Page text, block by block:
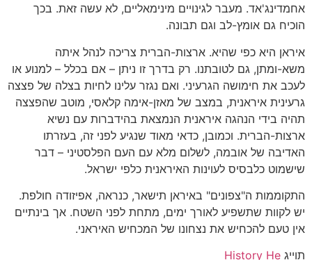
אחמדינג'אד. מעבר לגינויים מינימאליים, לא עשה זאת. בכך
הוכיח גם אומץ-לב וגם תבונה.
איראן היא כפי שהיא. ארצות-הברית צריכה לנהל איתה
משא-ומתן, גם לטובתנו. רק בדרך זו ניתן – אם בכלל – למנוע או
לעכב את חימושה הגרעיני. ואם נגזר עלינו לחיות בצלה של פצצה
גרעינית איראנית, במצב של מאזן-אימה קלאסי, מוטב שהפצצה
תהיה בידי הנהגה איראנית הנמצאת בהידברות עם נשיא
ארצות-הברית. וכמובן, כדאי מאוד שנגיע לפני זה, בעזרתו
האדיבה של אובמה, לשלום מלא עם העם הפלסטיני – דבר
שישמוט כלבסיס לעוינות האיראנית כלפי ישראל.
התקוממות ה"צפונים" באיראן תישאר, כנראה, אפיזודה חולפת.
יש לקוות שתשפיע לאורך ימים, מתחת לפני השטח. אך בינתיים
אין טעם להכחיש את נצחונו של המכחיש האיראני.
תוייג History He